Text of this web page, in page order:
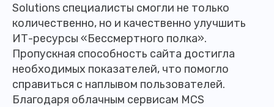
Solutions специалисты смогли не только
количественно, но и качественно улучшить
ИТ-ресурсы «Бессмертного полка».
Пропускная способность сайта достигла
необходимых показателей, что помогло
справиться с наплывом пользователей.
Благодаря облачным сервисам MCS